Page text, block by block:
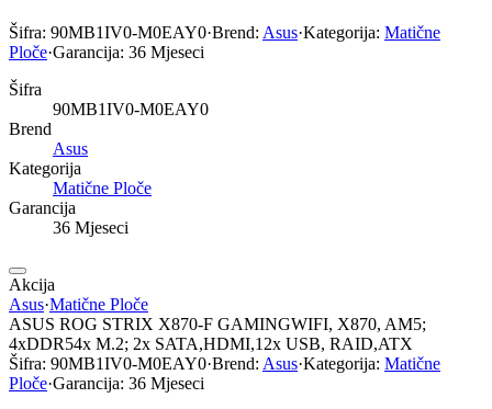
Šifra: 90MB1IV0-M0EAY0·Brend: Asus·Kategorija: Matične
Ploče·Garancija: 36 Mjeseci
Šifra
90MB1IV0-M0EAY0
Brend
Asus
Kategorija
Matične Ploče
Garancija
36 Mjeseci
Akcija
Asus·Matične Ploče
ASUS ROG STRIX X870-F GAMINGWIFI, X870, AM5;
4xDDR54x M.2; 2x SATA,HDMI,12x USB, RAID,ATX
Šifra: 90MB1IV0-M0EAY0·Brend: Asus·Kategorija: Matične
Ploče·Garancija: 36 Mjeseci